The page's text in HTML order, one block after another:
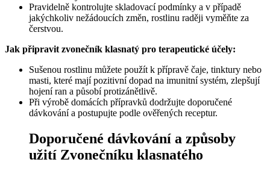
Pravidelně kontrolujte skladovací podmínky a v případě
jakýchkoliv nežádoucích změn, rostlinu raději vyměňte za
čerstvou.
Jak připravit zvonečník klasnatý pro terapeutické účely:
Sušenou rostlinu můžete použít k přípravě čaje, tinktury nebo
masti, které mají pozitivní dopad na imunitní systém, zlepšují
hojení ran a působí protizánětlivě.
Při výrobě domácích přípravků dodržujte doporučené
dávkování a postupujte podle ověřených receptur.
Doporučené dávkování a způsoby
užití Zvonečníku klasnatého